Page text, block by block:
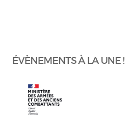
ÉVÈNEMENTS À LA UNE !